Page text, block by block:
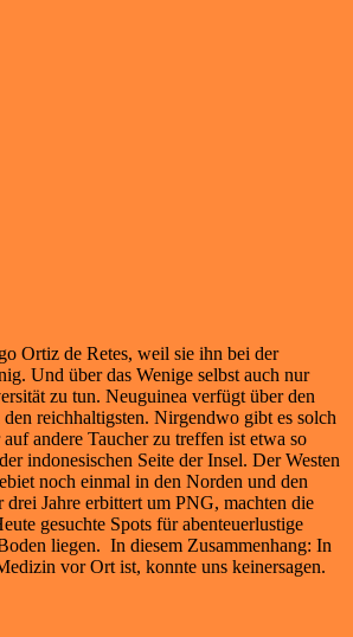
Ortiz de Retes, weil sie ihn bei der
Und über das Wenige selbst auch nur
zu tun. Neuguinea verfügt über den
reichhaltigsten. Nirgendwo gibt es solch
andere Taucher zu treffen ist etwa so
indonesischen Seite der Insel. Der Westen
noch einmal in den Norden und den
Jahre erbittert um PNG, machten die
gesuchte Spots für abenteuerlustige
liegen. In diesem Zusammenhang: In
vor Ort ist, konnte uns keinersagen.